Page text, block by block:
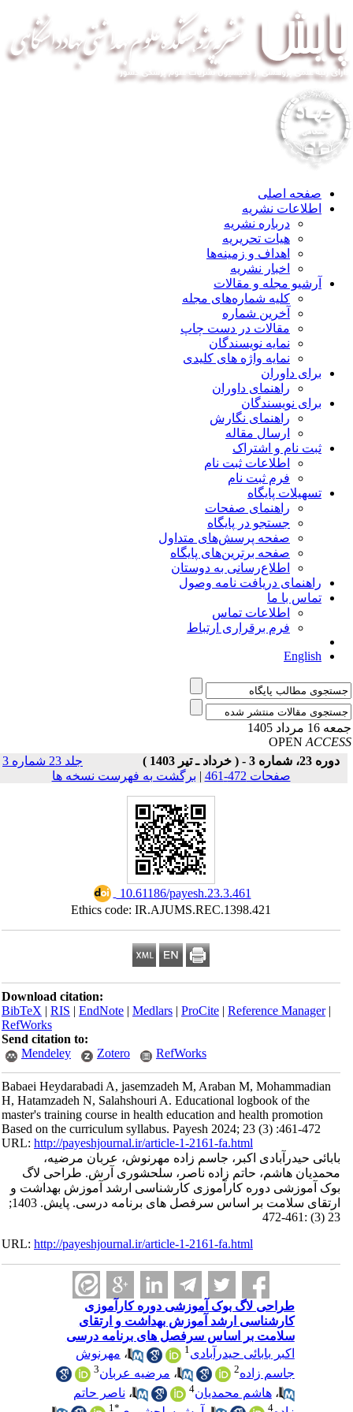
صفحه اصلی
اطلاعات نشریه
درباره نشریه
هیات تحریریه
اهداف و زمینه‌ها
اخبار نشریه
آرشیو مجله و مقالات
کلیه شماره‌های مجله
آخرین شماره
مقالات در دست چاپ
نمایه نویسندگان
نمایه واژه های کلیدی
برای داوران
راهنمای داوران
برای نویسندگان
راهنمای نگارش
ارسال مقاله
ثبت نام و اشتراک
اطلاعات ثبت نام
فرم ثبت نام
تسهیلات پایگاه
راهنمای صفحات
جستجو در پایگاه
صفحه پرسش‌های متداول
صفحه برترین‌های پایگاه
اطلاع‌رسانی به دوستان
راهنمای دریافت نامه وصول
تماس با ما
اطلاعات تماس
فرم برقراری ارتباط
English
مرداد 1405
OPEN
دوره 23، شماره 3 - ( خرداد ـ تیر 1403 )
جلد 23 شماره 3
صفحات 472-461
|برگشت به فهرست نسخه ها
‎ 10.61186/payesh.23.3.461
Ethics code: IR.AJUMS.REC.1398.421
Download citation:
BibTeX|RIS|EndNote|Medlars|ProCite|Reference Manager
RefWorks
Send citation to:
Mendeley
Zotero RefWorks
Babaei Heydarabadi A, jasemzadeh M, Araban M, Mohammadian
H, Hatamzadeh N, Salahshouri A. Educational logbook of the
master's training course in health education and health promotion
Based on the curriculum syllabus. Payesh 2024; 23 (3) :461-472
URL:http://payeshjournal.ir/article-1-2161-fa.html
بابائی حیدرآبادی اکبر، جاسم زاده مهرنوش، عربان مرضیه،
محمدیان هاشم، حاتم زاده ناصر، سلحشوری آرش. طراحی لاگ
بوک آموزشی دوره کارآموزی کارشناسی ارشد آموزش بهداشت و
ارتقای سلامت بر اساس سرفصل های برنامه درسی. پایش. 1403;
23 (3) :461-472
URL:http://payeshjournal.ir/article-1-2161-fa.html
طراحی لاگ بوک آموزشی دوره کارآموزی
کارشناسی ارشد آموزش بهداشت و ارتقای
سلامت بر اساس سرفصل های برنامه درسی
اکبر بابائی حیدرآبادی1 ،مهرنوش
جاسم زاده
،مرضیه عربان 3
،هاشم محمدیان 4 ،ناصر حاتم
1